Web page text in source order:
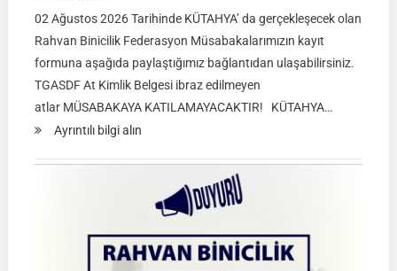
02 Ağustos 2026 Tarihinde KÜTAHYA’ da gerçekleşecek olan
Rahvan Binicilik Federasyon Müsabakalarımızın kayıt
formuna aşağıda paylaştığımız bağlantıdan ulaşabilirsiniz.
TGASDF At Kimlik Belgesi ibraz edilmeyen
atlar MÜSABAKAYA KATILAMAYACAKTIR! KÜTAHYA…
Ayrıntılı bilgi alın:
FEDERASYON
MÜSABAKASI
|